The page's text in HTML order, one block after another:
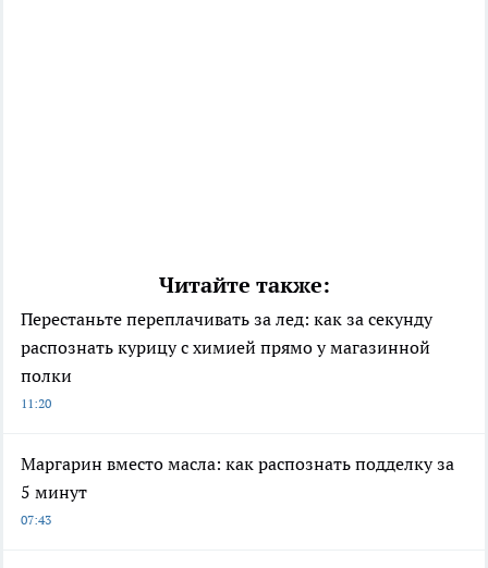
Читайте также:
Перестаньте переплачивать за лед: как за секунду
распознать курицу с химией прямо у магазинной
полки
11:20
Маргарин вместо масла: как распознать подделку за
5 минут
07:43